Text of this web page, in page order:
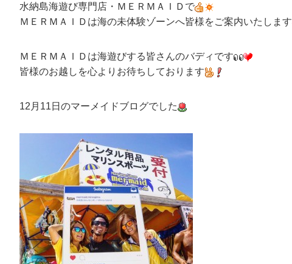
水納島海遊び専門店 ・ ＭＥＲＭＡＩＤ で
ＭＥＲＭＡＩＤは海の未体験ゾーンへ皆様をご案内いたします
ＭＥＲＭＡＩＤは海遊びする皆さんのバディです
皆様のお越しを心よりお待ちしております
12月11日のマーメイドブログでした